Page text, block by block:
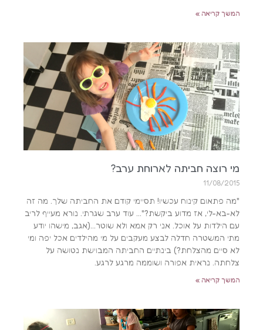
המשך קריאה »
מי רוצה חביתה לארוחת ערב?
11/08/2015
"מה פתאום קינוח עכשיו! תסיימי קודם את החביתה שלך. מה זה
לא-בא-לי, אז מדוע ביקשת?"… עוד ערב שגרתי. נורא מעייף לריב
עם הילדות על אוכל. אני רק אמא ולא שוטר…(אגב, מישהו יודע
מתי המשטרה חדלה לבצע מעקבים על מי מהילדים אכל יפה ומי
לא סיים מהצלחת?) בינתיים החביתה המבוישת נטושה על
צלחתה. נראית אפורה ושוממה מרגע לרגע.
המשך קריאה »